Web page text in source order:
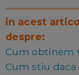
in acest
despre:
Cum obtinem
Cum stiu